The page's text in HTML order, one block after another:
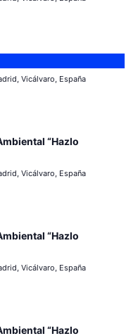
Vicálvaro, España
“Hazlo
Vicálvaro, España
“Hazlo
Vicálvaro, España
“Hazlo